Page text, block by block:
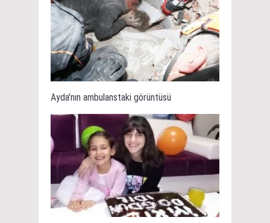
Ayda'nın ambulanstaki görüntüsü